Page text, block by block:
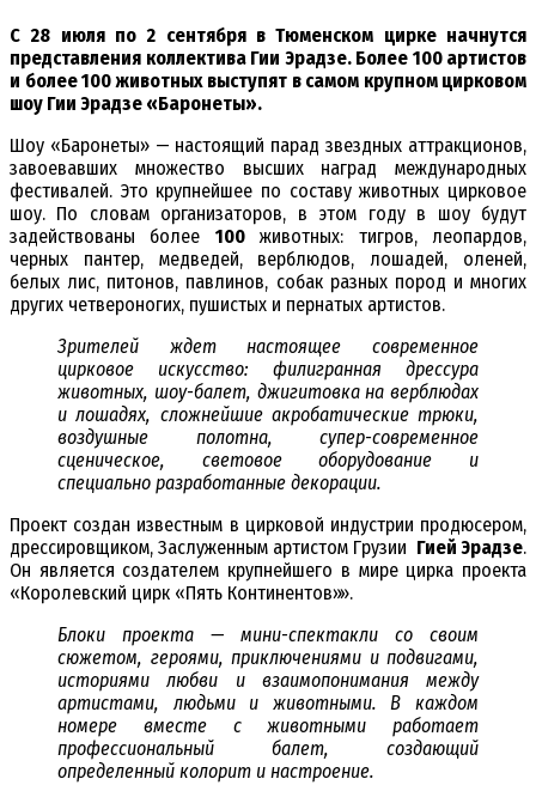
С 28 июля по 2 сентября в Тюменском цирке начнутся
представления коллектива Гии Эрадзе. Более 100 артистов
и более 100 животных выступят в самом крупном цирковом
шоу Гии Эрадзе «Баронеты».
Шоу «Баронеты» — настоящий парад звездных аттракционов,
завоевавших множество высших наград международных
фестивалей. Это крупнейшее по составу животных цирковое
шоу. По словам организаторов, в этом году в шоу будут
задействованы более 100животных: тигров, леопардов,
черных пантер, медведей, верблюдов, лошадей, оленей,
белых лис, питонов, павлинов, собак разных пород и многих
других четвероногих, пушистых и пернатых артистов.
Зрителей ждет настоящее современное
цирковое искусство: филигранная дрессура
животных, шоу-балет, джигитовка на верблюдах
и лошадях, сложнейшие акробатические трюки,
воздушные полотна, супер-современное
сценическое, световое оборудование и
специально разработанные декорации.
Проект создан известным в цирковой индустрии продюсером,
дрессировщиком, Заслуженным артистом Грузии Гией Эрадзе.
Он является создателем крупнейшего в мире цирка проекта
«Королевский цирк «Пять Континентов»».
Блоки проекта — мини-спектакли со своим
сюжетом, героями, приключениями и подвигами,
историями любви и взаимопонимания между
артистами, людьми и животными. В каждом
номере вместе с животными работает
профессиональный балет, создающий
определенный колорит и настроение.